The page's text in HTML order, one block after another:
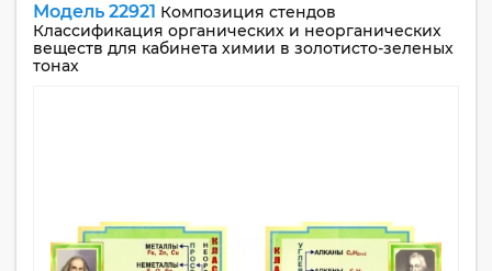
Модель 22921 Композиция стендов
Классификация органических и неорганических
веществ для кабинета химии в золотисто-зеленых
тонах